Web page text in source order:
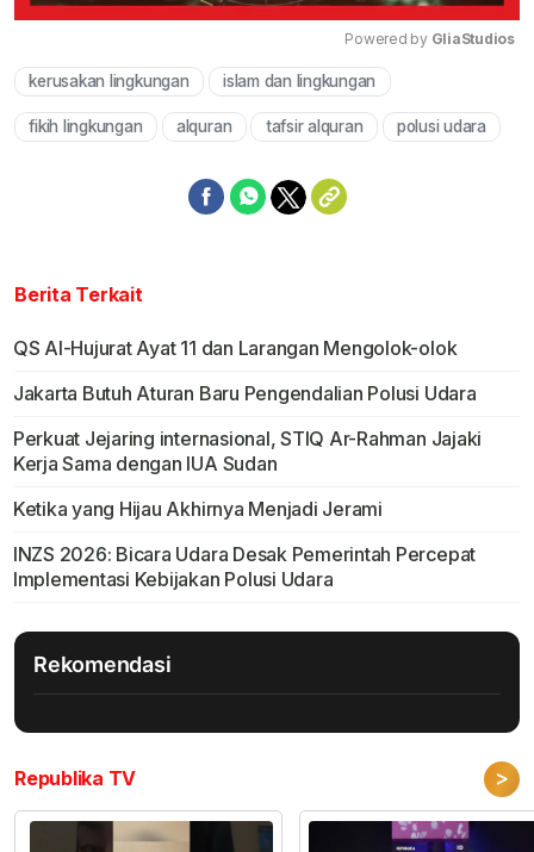
Powered by GliaStudios
kerusakan lingkungan islam dan lingkungan
fikih lingkungan alquran tafsir alquran polusi udara
Berita Terkait
QS Al-Hujurat Ayat 11 dan Larangan Mengolok-olok
Jakarta Butuh Aturan Baru Pengendalian Polusi Udara
Perkuat Jejaring internasional, STIQ Ar-Rahman Jajaki
Kerja Sama dengan IUA Sudan
Ketika yang Hijau Akhirnya Menjadi Jerami
INZS 2026: Bicara Udara Desak Pemerintah Percepat
Implementasi Kebijakan Polusi Udara
Rekomendasi
Republika TV >